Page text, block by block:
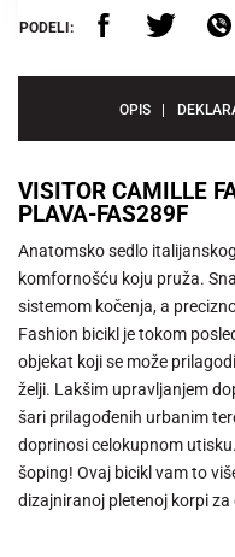
PODELI:
OPIS
VISITOR CAMILLE
PLAVA-FAS289F
Anatomsko sedlo
komfornošću koju pruža.
sistemom kočenja, a
Fashion bicikl je tokom
objekat koji se može
želji. Lakšim upravljanjem
šari prilagođenih urbanim
doprinosi celokupnom
šoping! Ovaj bicikl vam to
dizajniranoj pletenoj korpi